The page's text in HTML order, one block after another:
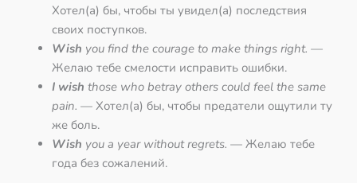
Хотел(а) бы, чтобы ты увидел(а) последствия
своих поступков.
Wish you find the courage to make things right. —
Желаю тебе смелости исправить ошибки.
I wish those who betray others could feel the same
pain. — Хотел(а) бы, чтобы предатели ощутили ту
же боль.
Wish you a year without regrets. — Желаю тебе
года без сожалений.